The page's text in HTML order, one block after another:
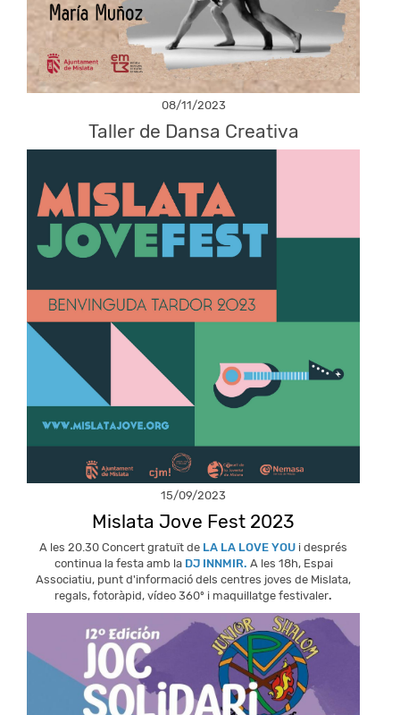
08/11/2023
Taller de Dansa Creativa
15/09/2023
Mislata Jove Fest 2023
A les 20.30 Concert gratuït de LA LA LOVE YOU i després
continua la festa amb la DJ INNMIR. A les 18h, Espai
Associatiu, punt d'informació dels centres joves de Mislata,
regals, fotoràpid, vídeo 360º i maquillatge festivaler.